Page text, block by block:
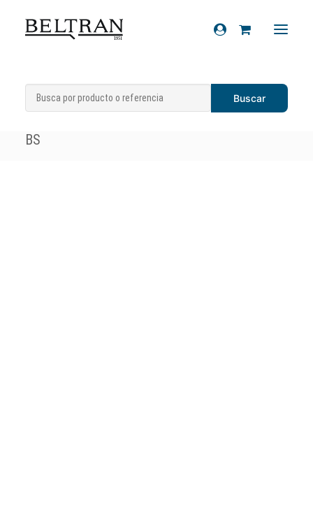
Recambios
Cascos
Inicio Recambios » Sistema eléctrico
»
Baterías»Batería Power Thunder YTX7L-
BS